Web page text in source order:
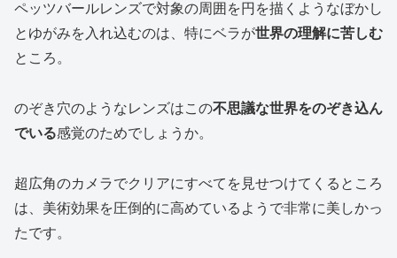
ペッツバールレンズで対象の周囲を円を描くようなぼかし
とゆがみを入れ込むのは、特にベラが世界の理解に苦しむ
ところ。
のぞき穴のようなレンズはこの不思議な世界をのぞき込ん
でいる感覚のためでしょうか。
超広角のカメラでクリアにすべてを見せつけてくるところ
は、美術効果を圧倒的に高めているようで非常に美しかっ
たです。